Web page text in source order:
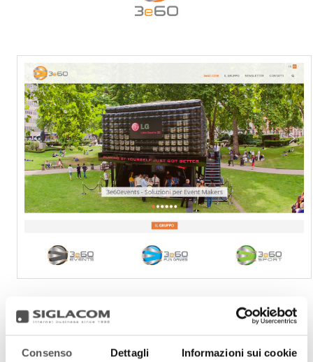
Consenso Dettagli Informazioni sui cookie
WWW.3E60.COM
3e60 is consulting agency for marketing initiatives and